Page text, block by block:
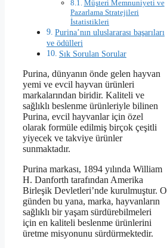
Müşteri Memnuniyeti ve
Pazarlama Stratejileri
İstatistikleri
Purina’nın uluslararası başarıları
ve ödülleri
Sık Sorulan Sorular
Purina, dünyanın önde gelen hayvan
yemi ve evcil hayvan ürünleri
markalarından biridir. Kaliteli ve
sağlıklı beslenme ürünleriyle bilinen
Purina, evcil hayvanlar için özel
olarak formüle edilmiş birçok çeşitli
yiyecek ve takviye ürünler
sunmaktadır.
Purina markası, 1894 yılında William
H. Danforth tarafından Amerika
Birleşik Devletleri’nde kurulmuştur. O
günden bu yana, marka, hayvanların
sağlıklı bir yaşam sürdürebilmeleri
için en kaliteli beslenme ürünlerini
üretme misyonunu sürdürmektedir.